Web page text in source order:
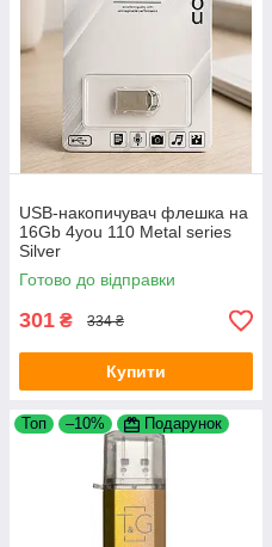
USB-накопичувач флешка на
16Gb 4you 110 Metal series
Silver
Готово до відправки
301 ₴ 334 ₴
Купити
Топ –10% Подарунок